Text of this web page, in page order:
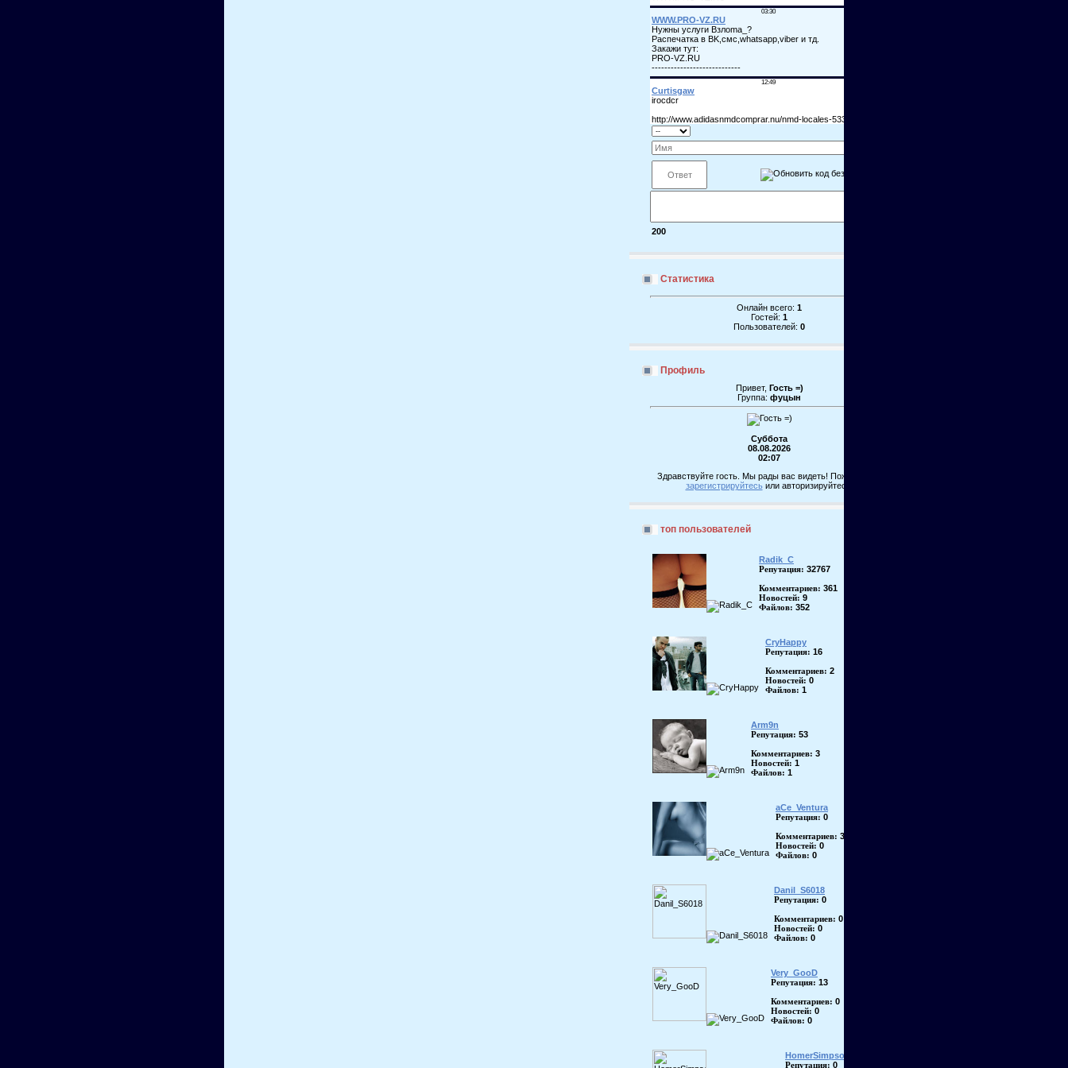
200
Статистика
Онлайн всего: 1
Гостей: 1
Пользователей: 0
Профиль
Привет, Гость =)
Группа: фуцын
Суббота
08.08.2026
02:07
Здравствуйте гость. Мы рады вас видеть! Пожалуйста,
зарегистрируйтесьили авторизируйтесь!
топ пользователей
Radik_C
Репутация: 32767
Комментариев: 361
Новостей: 9
Файлов: 352
CryHappy
Репутация: 16
Комментариев: 2
Новостей: 0
Файлов: 1
Arm9n
Репутация: 53
Комментариев: 3
Новостей: 1
Файлов: 1
aCe_Ventura
Репутация: 0
Комментариев: 3
Новостей: 0
Файлов: 0
Danil_S6018
Репутация: 0
Комментариев: 0
Новостей: 0
Файлов: 0
Very_GooD
Репутация: 13
Комментариев: 0
Новостей: 0
Файлов: 0
HomerSimpson
Репутация: 0